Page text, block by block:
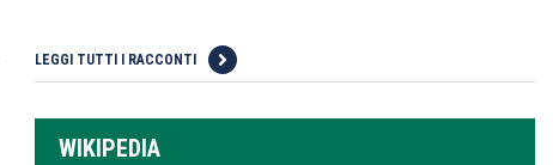
LEGGI TUTTI I RACCONTI
WIKIPEDIA